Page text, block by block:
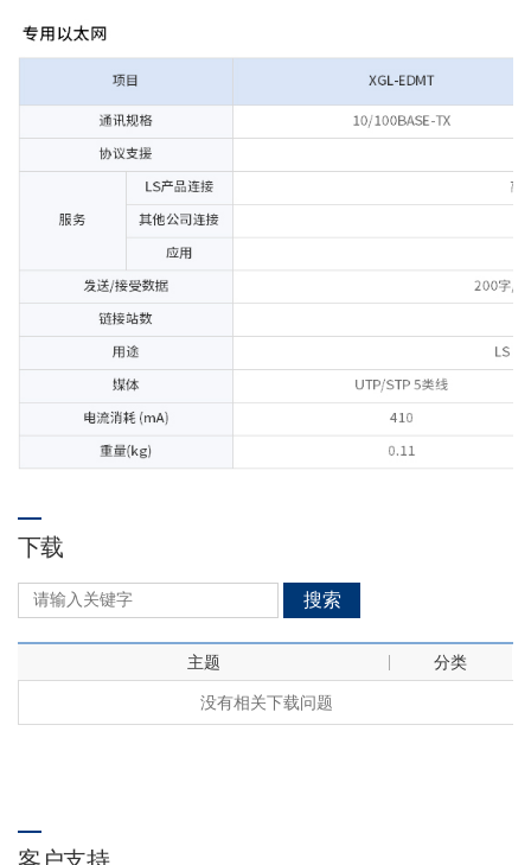
下载
搜索
主题 分类
没有相关下载问题